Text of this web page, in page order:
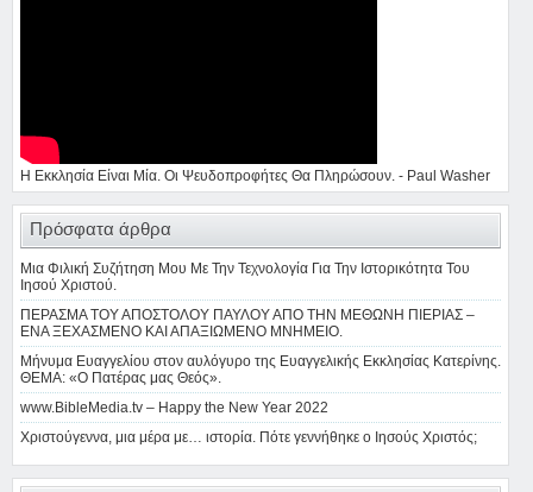
Η Εκκλησία Είναι Μία. Οι Ψευδοπροφήτες Θα Πληρώσουν. - Paul Washer
Πρόσφατα άρθρα
Μια Φιλική Συζήτηση Μου Με Την Τεχνολογία Για Την Ιστορικότητα Του
Ιησού Χριστού.
ΠΕΡΑΣΜΑ ΤΟΥ ΑΠΟΣΤΟΛΟΥ ΠΑΥΛΟΥ ΑΠΟ ΤΗΝ ΜΕΘΩΝΗ ΠΙΕΡΙΑΣ –
ΕΝΑ ΞΕΧΑΣΜΕΝΟ ΚΑΙ ΑΠΑΞΙΩΜΕΝΟ ΜΝΗΜΕΙΟ.
Μήνυμα Ευαγγελίου στον αυλόγυρο της Ευαγγελικής Εκκλησίας Κατερίνης.
ΘΕΜΑ: «Ο Πατέρας μας Θεός».
www.BibleMedia.tv – Happy the New Year 2022
Χριστούγεννα, μια μέρα με… ιστορία. Πότε γεννήθηκε ο Ιησούς Χριστός;